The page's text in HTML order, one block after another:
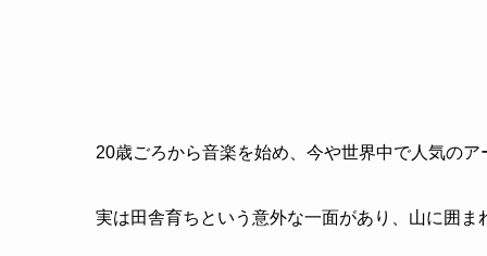
20歳ごろから音楽を始め、今や世界中で人気の
実は田舎育ちという意外な一面があり、山に囲